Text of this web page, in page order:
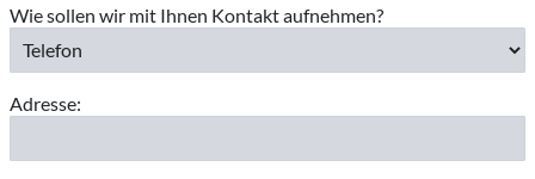
Wie sollen wir mit Ihnen Kontakt aufnehmen?
Adresse: